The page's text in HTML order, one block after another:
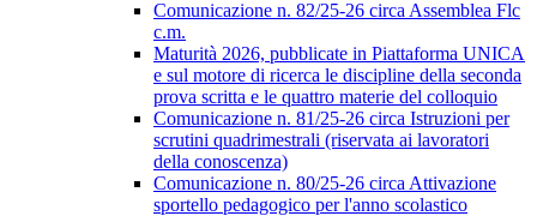
Comunicazione n. 82/25-26 circa Assemblea Flc
c.m.
Maturità 2026, pubblicate in Piattaforma UNICA
e sul motore di ricerca le discipline della seconda
prova scritta e le quattro materie del colloquio
Comunicazione n. 81/25-26 circa Istruzioni per
scrutini quadrimestrali (riservata ai lavoratori
della conoscenza)
Comunicazione n. 80/25-26 circa Attivazione
sportello pedagogico per l'anno scolastico